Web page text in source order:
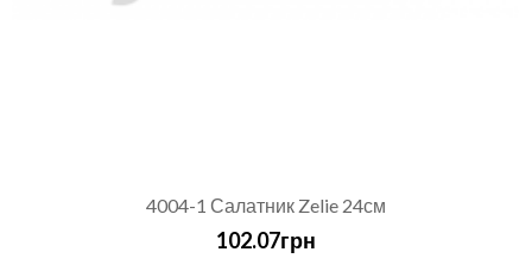
4004-1 Салатник Zelie 24см
102.07грн